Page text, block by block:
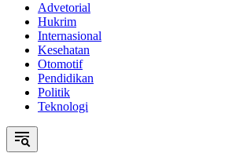
Advetorial
Hukrim
Internasional
Kesehatan
Otomotif
Pendidikan
Politik
Teknologi